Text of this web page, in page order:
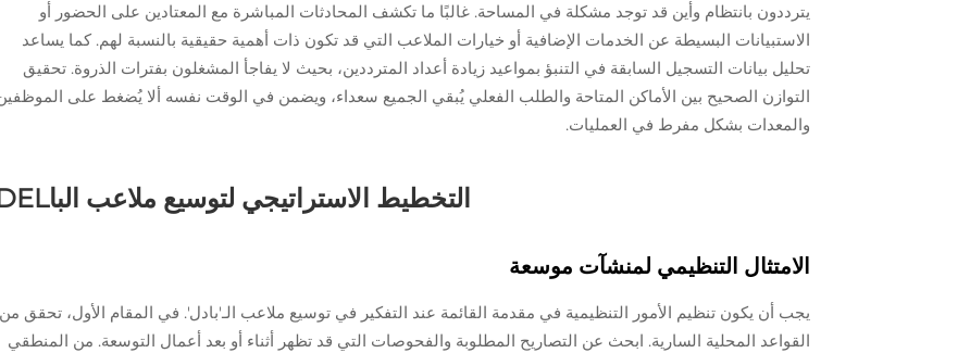
يترددون بانتظام وأين قد توجد مشكلة في المساحة. غالبًا ما تكشف المحادثات المباشرة مع المعتادين على الحضور أو
الاستبيانات البسيطة عن الخدمات الإضافية أو خيارات الملاعب التي قد تكون ذات أهمية حقيقية بالنسبة لهم. كما يساعد
تحليل بيانات التسجيل السابقة في التنبؤ بمواعيد زيادة أعداد المترددين، بحيث لا يفاجأ المشغلون بفترات الذروة. تحقيق
التوازن الصحيح بين الأماكن المتاحة والطلب الفعلي يُبقي الجميع سعداء، ويضمن في الوقت نفسه ألا يُضغط على
والمعدات بشكل مفرط في العمليات.
التخطيط الاستراتيجي لتوسيع ملاعب الباDEL
الامتثال التنظيمي لمنشآت موسعة
يجب أن يكون تنظيم الأمور التنظيمية في مقدمة القائمة عند التفكير في توسيع ملاعب الـ'بادل'. في المقام الأول، تحقق من
القواعد المحلية السارية. ابحث عن التصاريح المطلوبة والفحوصات التي قد تظهر أثناء أو بعد أعمال التوسعة. من المنطقي